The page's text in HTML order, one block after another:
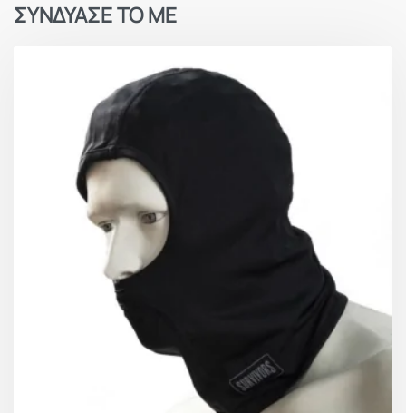
ΣΥΝΔΥΑΣΕ ΤΟ ΜΕ